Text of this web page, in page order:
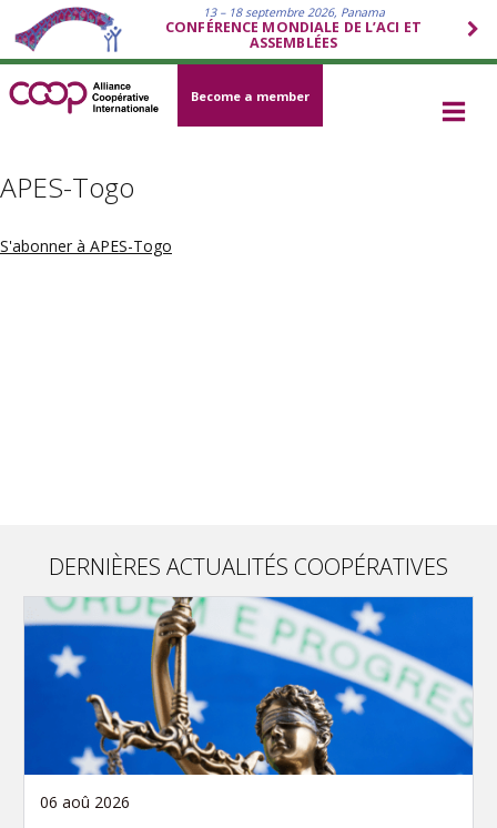
13 – 18 septembre 2026, Panama
CONFÉRENCE MONDIALE DE L’ACI ET
ASSEMBLÉES
Become a member
APES-Togo
S'abonner à APES-Togo
DERNIÈRES ACTUALITÉS COOPÉRATIVES
06 aoû 2026